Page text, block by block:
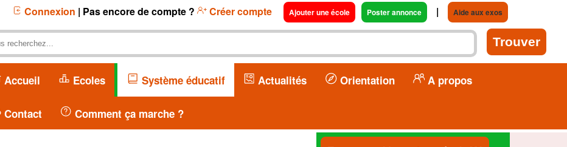
Connexion | Pas encore de compte ? Créer compte Ajouter une école Poster annonce | Aide aux exos
Accueil Ecoles Système éducatif Actualités Orientation A propos
Contact Comment ça marche ?